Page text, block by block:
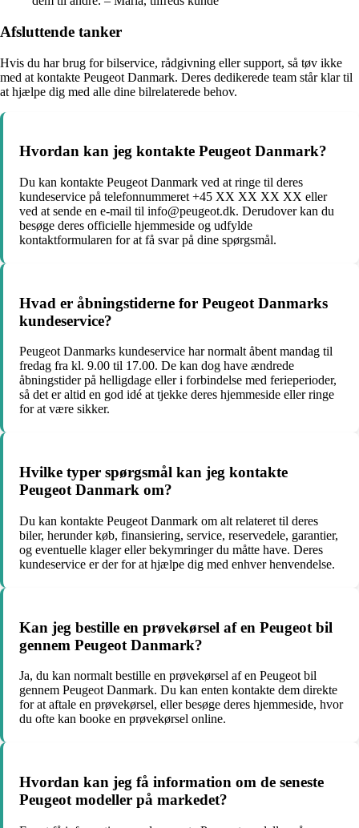
Afsluttende tanker
Hvis du har brug for bilservice, rådgivning eller support, så tøv ikke
med at kontakte Peugeot Danmark. Deres dedikerede team står klar til
at hjælpe dig med alle dine bilrelaterede behov.
Hvordan kan jeg kontakte Peugeot Danmark?
Du kan kontakte Peugeot Danmark ved at ringe til deres
kundeservice på telefonnummeret +45 XX XX XX XX eller
ved at sende en e-mail til info@peugeot.dk. Derudover kan du
besøge deres officielle hjemmeside og udfylde
kontaktformularen for at få svar på dine spørgsmål.
Hvad er åbningstiderne for Peugeot Danmarks
kundeservice?
Peugeot Danmarks kundeservice har normalt åbent mandag til
fredag fra kl. 9.00 til 17.00. De kan dog have ændrede
åbningstider på helligdage eller i forbindelse med ferieperioder,
så det er altid en god idé at tjekke deres hjemmeside eller ringe
for at være sikker.
Hvilke typer spørgsmål kan jeg kontakte
Peugeot Danmark om?
Du kan kontakte Peugeot Danmark om alt relateret til deres
biler, herunder køb, finansiering, service, reservedele, garantier,
og eventuelle klager eller bekymringer du måtte have. Deres
kundeservice er der for at hjælpe dig med enhver henvendelse.
Kan jeg bestille en prøvekørsel af en Peugeot bil
gennem Peugeot Danmark?
Ja, du kan normalt bestille en prøvekørsel af en Peugeot bil
gennem Peugeot Danmark. Du kan enten kontakte dem direkte
for at aftale en prøvekørsel, eller besøge deres hjemmeside, hvor
du ofte kan booke en prøvekørsel online.
Hvordan kan jeg få information om de seneste
Peugeot modeller på markedet?